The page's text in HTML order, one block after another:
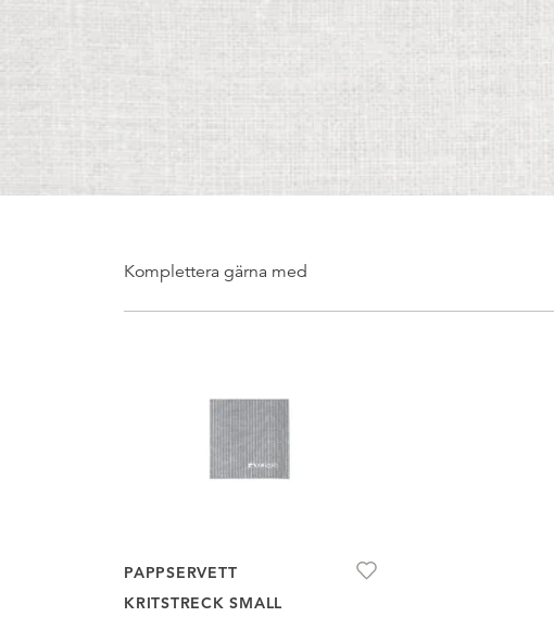
Komplettera gärna med
PAPPSERVETT
KRITSTRECK SMALL